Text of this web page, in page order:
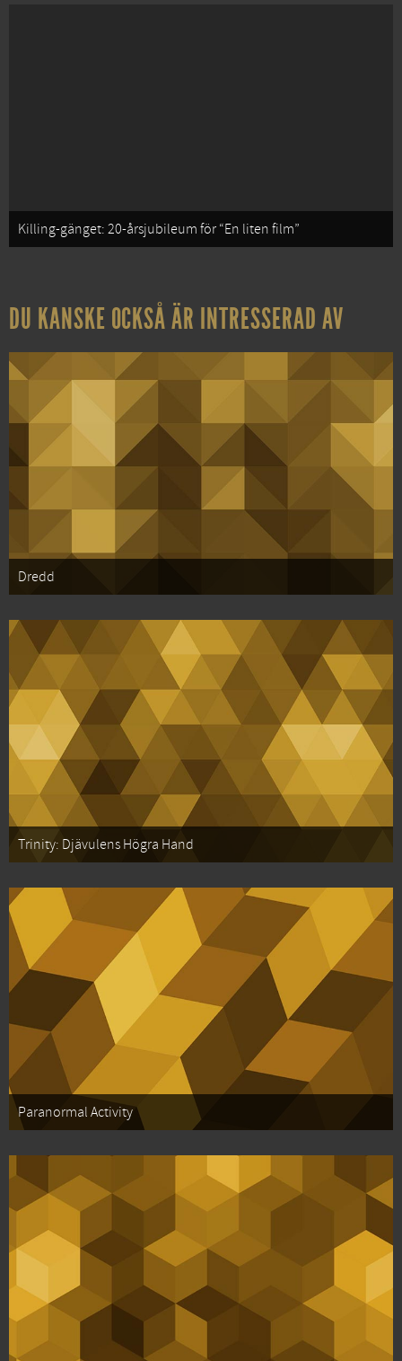
Killing-gänget: 20-årsjubileum för “En liten film”
DU KANSKE OCKSÅ ÄR INTRESSERAD AV
Dredd
Trinity: Djävulens Högra Hand
Paranormal Activity